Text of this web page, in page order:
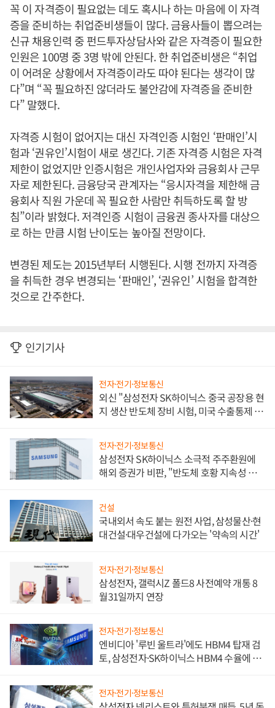
꼭 이 자격증이 필요없는 데도 혹시나 하는 마음에 이 자격
증을 준비하는 취업준비생들이 많다. 금융사들이 뽑으려는
신규 채용인력 중 펀드투자상담사와 같은 자격증이 필요한
인원은 100명 중 3명 밖에 안된다. 한 취업준비생은 “취업
이 어려운 상황에서 자격증이라도 따야 된다는 생각이 많
다”며 “꼭 필요하진 않더라도 불안감에 자격증을 준비한
다” 말했다.
자격증 시험이 없어지는 대신 자격인증 시험인 ‘판매인’시
험과 ‘권유인’시험이 새로 생긴다. 기존 자격증 시험은 자격
제한이 없었지만 인증시험은 개인사업자와 금융회사 근무
자로 제한된다. 금융당국 관계자는 “응시자격을 제한해 금
융회사 직원 가운데 꼭 필요한 사람만 취득하도록 할 방
침”이라 밝혔다. 저격인증 시험이 금융권 종사자를 대상으
로 하는 만큼 시험 난이도는 높아질 전망이다.
변경된 제도는 2015년부터 시행된다. 시행 전까지 자격증
을 취득한 경우 변경되는 ‘판매인’, ‘권유인’ 시험을 합격한
것으로 간주한다.
인기기사
전자·전기·정보통신
외신 "삼성전자 SK하이닉스 중국 공장용 현
지 생산 반도체 장비 시험, 미국 수출통제 대
전자·전기·정보통신
삼성전자 SK하이닉스 소극적 주주환원에
해외 증권가 비판, "반도체 호황 지속성 의
건설
국내외서 속도 붙는 원전 사업, 삼성물산·현
대건설·대우건설에 다가오는 '약속의 시간'
전자·전기·정보통신
삼성전자, 갤럭시Z 폴드8 사전예약 개통 8
월31일까지 연장
전자·전기·정보통신
엔비디아 '루빈 울트라'에도 HBM4 탑재 검
토, 삼성전자·SK하이닉스 HBM4 수율에 주
전자·전기·정보통신